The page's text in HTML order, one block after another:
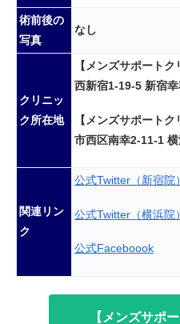
術前後の
写真
なし
クリニッ
ク所在地
【メンズサポート
西新宿1-19-5 新宿
【メンズサポート
市西区南幸2-11-1
関連リン
ク
公式Twitter（新宿院）
公式Twitter（横浜院）
公式Faceboook
【メンズサポ